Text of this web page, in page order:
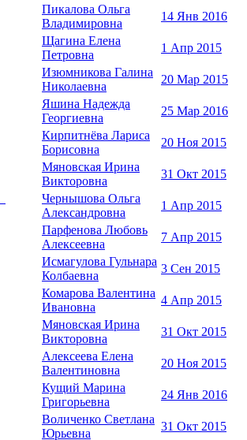
Пикалова Ольга
Владимировна
14 Янв 2016
Щагина Елена
Петровна
1 Апр 2015
Изюмникова Галина
Николаевна
20 Мар 2015
Яшина Надежда
Георгиевна
25 Мар 2016
Кирпитнёва Лариса
Борисовна
20 Ноя 2015
Мяновская Ирина
Викторовна
31 Окт 2015
Чернышова Ольга
Александровна
1 Апр 2015
Парфенова Любовь
Алексеевна
7 Апр 2015
Исмагулова Гульнара
Колбаевна
3 Сен 2015
Комарова Валентина
Ивановна
4 Апр 2015
Мяновская Ирина
Викторовна
31 Окт 2015
Алексеева Елена
Валентиновна
20 Ноя 2015
Кущий Марина
Григорьевна
24 Янв 2016
Воличенко Светлана
Юрьевна
31 Окт 2015